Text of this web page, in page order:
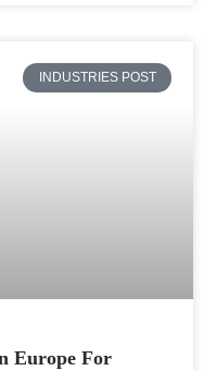
INDUSTRIES POST
Europe For